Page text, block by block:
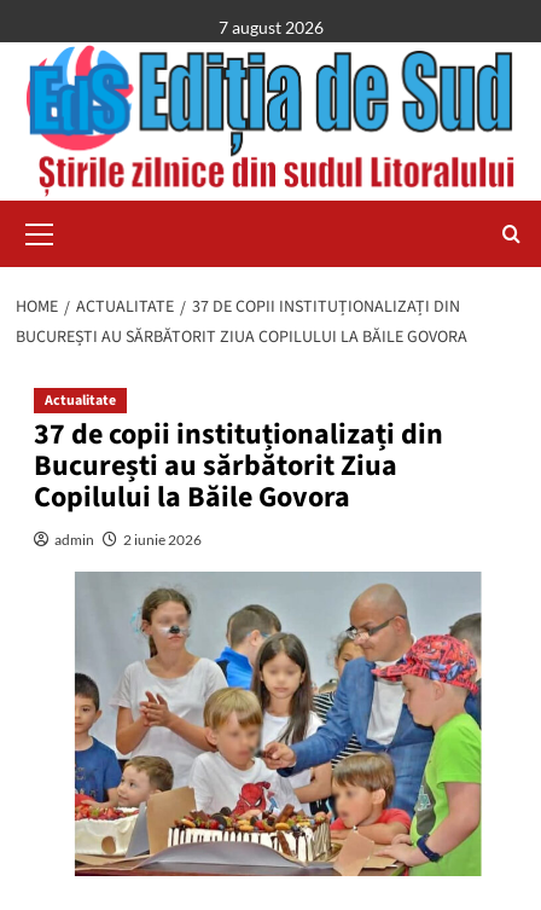
to
content
7 august 2026
Menu
HOME ACTUALITATE
37 DE COPII INSTITUȚIONALIZAȚI DIN
BUCUREȘTI AU SĂRBĂTORIT ZIUA COPILULUI LA BĂILE GOVORA
Actualitate
37 de copii instituționalizați din
București au sărbătorit Ziua
Copilului la Băile Govora
admin 2 iunie 2026